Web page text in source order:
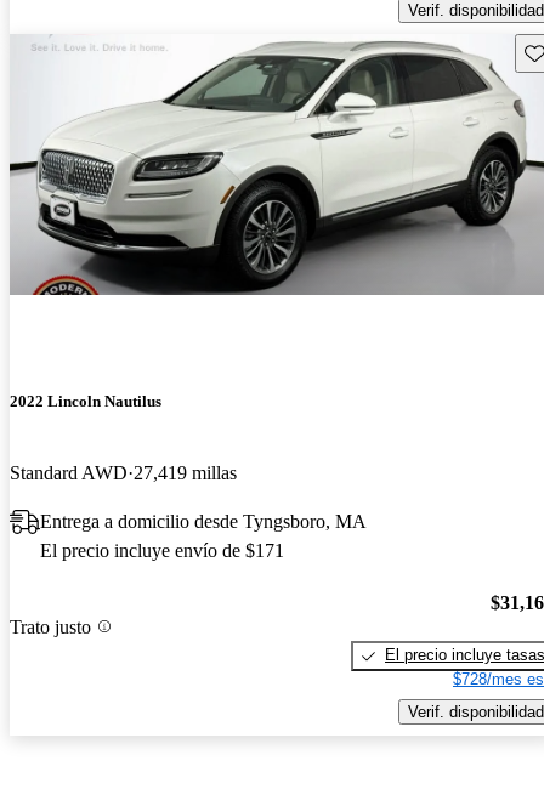
Verif. disponibilidad
2022 Lincoln Nautilus
Standard AWD 27,419 millas
Entrega a domicilio desde Tyngsboro, MA
El precio incluye envío de $171
Trato justo
El precio incluye tasas
$728/mes
Verif. disponibilidad